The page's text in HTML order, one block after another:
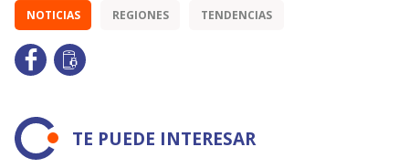
NOTICIAS REGIONES TENDENCIAS
TE PUEDE INTERESAR